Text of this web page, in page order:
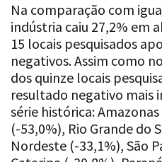
Na comparação com
indústria caiu 27,2% em
15 locais pesquisados
negativos. Assim como
dos quinze locais
resultado negativo mais
série histórica:
(-53,0%), Rio Grande do
Nordeste (-33,1%), São